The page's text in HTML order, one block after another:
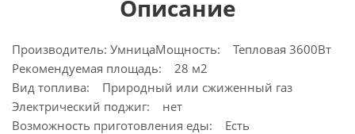
Описание
Производитель: УмницаМощность: Тепловая 3600Вт
Рекомендуемая площадь: 28 м2
Вид топлива: Природный или сжиженный газ
Электрический поджиг: нет
Возможность приготовления еды: Есть